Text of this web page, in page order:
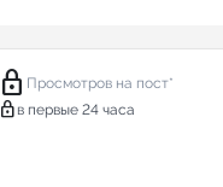
lock Просмотров на пост*
lock в первые 24 часа